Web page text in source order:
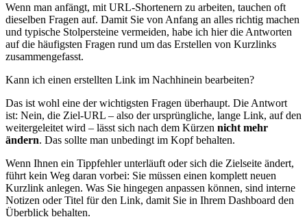
Wenn man anfängt, mit URL-Shortenern zu arbeiten, tauchen oft
dieselben Fragen auf. Damit Sie von Anfang an alles richtig machen
und typische Stolpersteine vermeiden, habe ich hier die Antworten
auf die häufigsten Fragen rund um das Erstellen von Kurzlinks
zusammengefasst.
Kann ich einen erstellten Link im Nachhinein bearbeiten?
Das ist wohl eine der wichtigsten Fragen überhaupt. Die Antwort
ist: Nein, die Ziel-URL – also der ursprüngliche, lange Link, auf den
weitergeleitet wird – lässt sich nach dem Kürzen nicht mehr
ändern. Das sollte man unbedingt im Kopf behalten.
Wenn Ihnen ein Tippfehler unterläuft oder sich die Zielseite ändert,
führt kein Weg daran vorbei: Sie müssen einen komplett neuen
Kurzlink anlegen. Was Sie hingegen anpassen können, sind interne
Notizen oder Titel für den Link, damit Sie in Ihrem Dashboard den
Überblick behalten.